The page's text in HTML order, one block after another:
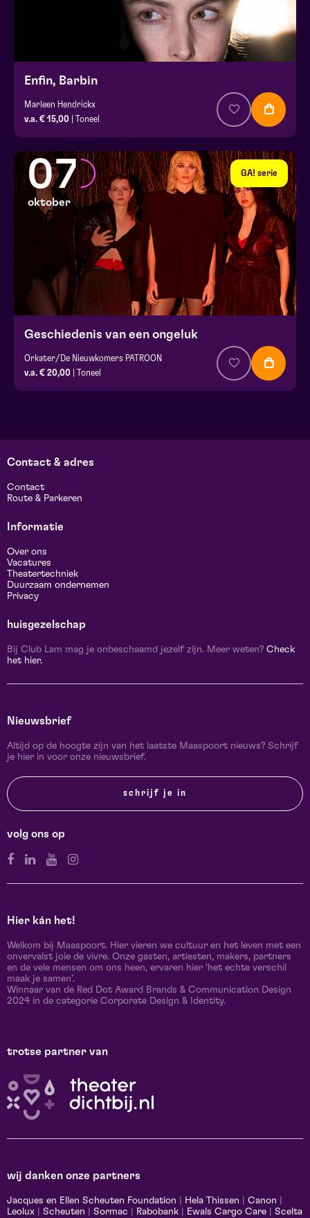
Enfin, Barbin
Marleen Hendrickx
v.a. € 15,00 | Toneel
GA! serie
07
oktober
Geschiedenis van een ongeluk
Orkater/De Nieuwkomers PATROON
v.a. € 20,00 | Toneel
Contact & adres
Contact
Route & Parkeren
Informatie
Over ons
Vacatures
Theatertechniek
Duurzaam ondernemen
Privacy
huisgezelschap
Bij Club Lam mag je onbeschaamd jezelf zijn. Meer weten? Check
het hier.
Nieuwsbrief
Altijd op de hoogte zijn van het laatste Maaspoort nieuws? Schrijf
je hier in voor onze nieuwsbrief.
schrijf je in
volg ons op
Hier kán het!
Welkom bij Maaspoort. Hier vieren we cultuur en het leven met een
onvervalst joie de vivre. Onze gasten, artiesten, makers, partners
en de vele mensen om ons heen, ervaren hier ‘het echte verschil
maak je samen’.
Winnaar van de Red Dot Award Brands & Communication Design
2024 in de categorie Corporate Design & Identity.
trotse partner van
wij danken onze partners
Jacques en Ellen Scheuten Foundation Hela Thissen Canon
Leolux
Scheuten Sormac Rabobank Ewals Cargo Care Scelta